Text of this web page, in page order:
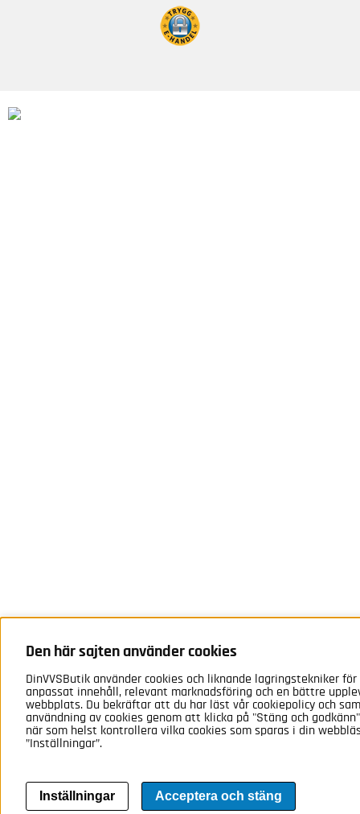
Den här sajten använder cookies
DinVVSButik använder cookies och liknande lagringstekniker
anpassat innehåll, relevant marknadsföring och en bättre
webbplats. Du bekräftar att du har läst vår cookiepolicy och
användning av cookies genom att klicka på "Stäng och
när som helst kontrollera vilka cookies som sparas i din
”Inställningar”.
Inställningar Acceptera och stäng